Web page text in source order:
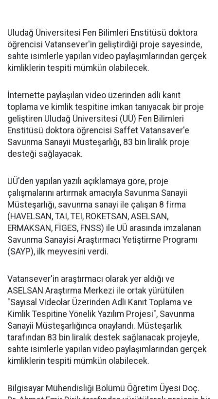
Uludağ Üniversitesi Fen Bilimleri Enstitüsü doktora
öğrencisi Vatansever'in geliştirdiği proje sayesinde,
sahte isimlerle yapılan video paylaşımlarından gerçek
kimliklerin tespiti mümkün olabilecek.
İnternette paylaşılan video üzerinden adli kanıt
toplama ve kimlik tespitine imkan tanıyacak bir proje
geliştiren Uludağ Üniversitesi (UÜ) Fen Bilimleri
Enstitüsü doktora öğrencisi Saffet Vatansaver'e
Savunma Sanayii Müsteşarlığı, 83 bin liralık proje
desteği sağlayacak.
UÜ'den yapılan yazılı açıklamaya göre, proje
çalışmalarını artırmak amacıyla Savunma Sanayii
Müsteşarlığı, savunma sanayi ile çalışan 8 firma
(HAVELSAN, TAI, TEI, ROKETSAN, ASELSAN,
ERMAKSAN, FİGES, FNSS) ile UÜ arasında imzalanan
Savunma Sanayisi Araştırmacı Yetiştirme Programı
(SAYP), ilk meyvesini verdi.
Vatansever'in araştırmacı olarak yer aldığı ve
ASELSAN Araştırma Merkezi ile ortak yürütülen
"Sayısal Videolar Üzerinden Adli Kanıt Toplama ve
Kimlik Tespitine Yönelik Yazılım Projesi", Savunma
Sanayii Müsteşarlığınca onaylandı. Müsteşarlık
tarafından 83 bin liralık destek sağlanacak projeyle,
sahte isimlerle yapılan video paylaşımlarından gerçek
kimliklerin tespiti mümkün olabilecek.
Bilgisayar Mühendisliği Bölümü Öğretim Üyesi Doç.